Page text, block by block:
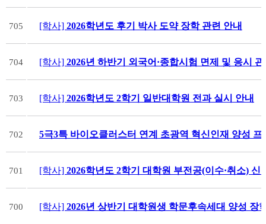
705 [학사] 2026학년도 후기 박사 도약 장학 관련 안내
704 [학사] 2026년 하반기 외국어·종합시험 면제 및 응시
703 [학사] 2026학년도 2학기 일반대학원 전과 실시 안내
702 5극3특 바이오클러스터 연계 초광역 혁신인재 양성 프
701 [학사] 2026학년도 2학기 대학원 부전공(이수·취소) 신
700 [학사] 2026년 상반기 대학원생 학문후속세대 양성 장